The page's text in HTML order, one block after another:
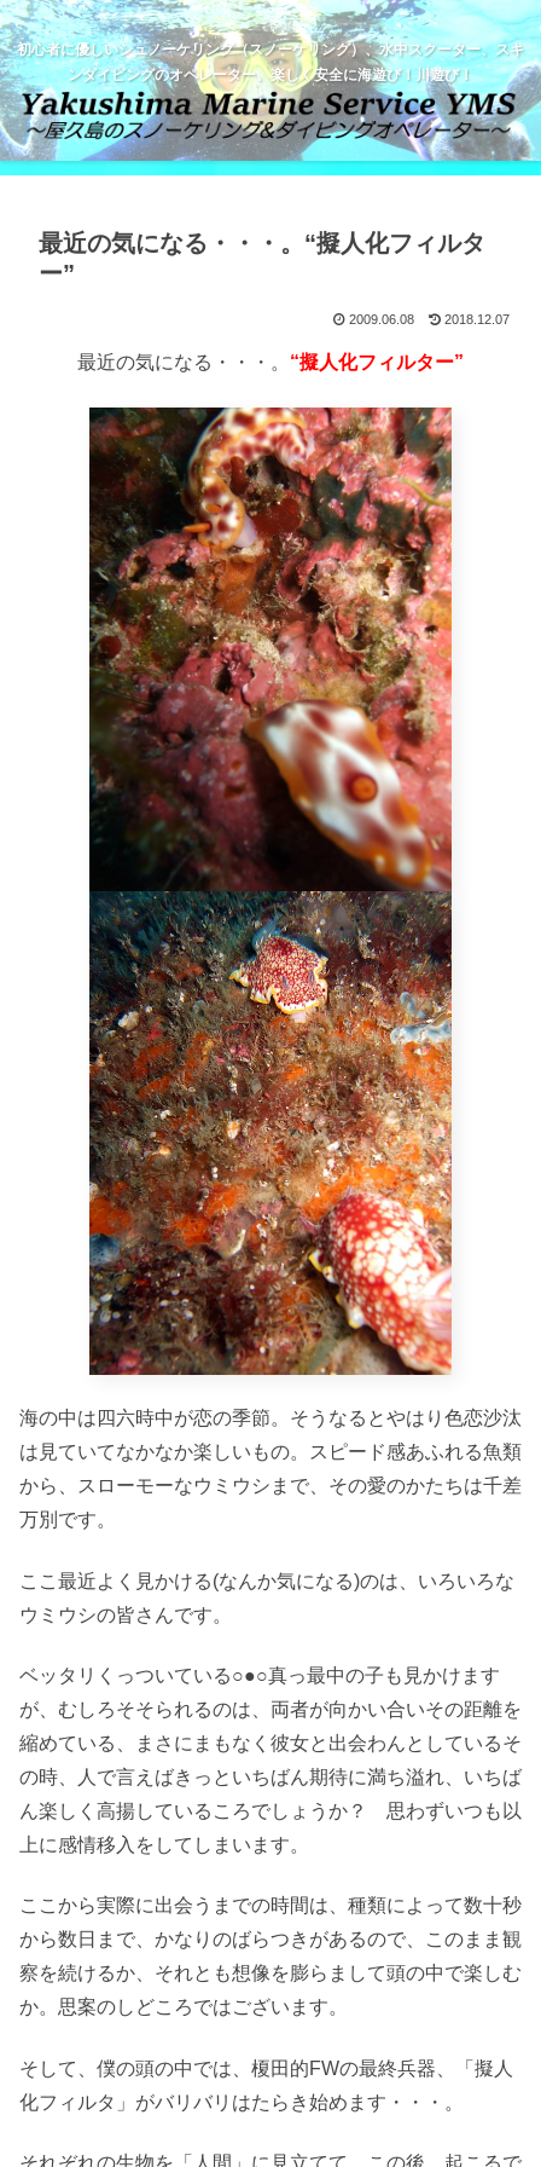
初心者に優しいシュノーケリング（スノーケリング）、水中スクーター、スキ
ンダイビングのオペレーター。楽しく安全に海遊び！川遊び！
最近の気になる・・・。“擬人化フィルタ
ー”
2009.06.08 2018.12.07
最近の気になる・・・。 “擬人化フィルター”
海の中は四六時中が恋の季節。そうなるとやはり色恋沙汰
は見ていてなかなか楽しいもの。スピード感あふれる魚類
から、スローモーなウミウシまで、その愛のかたちは千差
万別です。
ここ最近よく見かける(なんか気になる)のは、いろいろな
ウミウシの皆さんです。
ベッタリくっついている○●○真っ最中の子も見かけます
が、むしろそそられるのは、両者が向かい合いその距離を
縮めている、まさにまもなく彼女と出会わんとしているそ
の時、人で言えばきっといちばん期待に満ち溢れ、いちば
ん楽しく高揚しているころでしょうか？ 思わずいつも以
上に感情移入をしてしまいます。
ここから実際に出会うまでの時間は、種類によって数十秒
から数日まで、かなりのばらつきがあるので、このまま観
察を続けるか、それとも想像を膨らまして頭の中で楽しむ
か。思案のしどころではございます。
そして、僕の頭の中では、榎田的FWの最終兵器、「擬人
化フィルタ」がバリバリはたらき始めます・・・。